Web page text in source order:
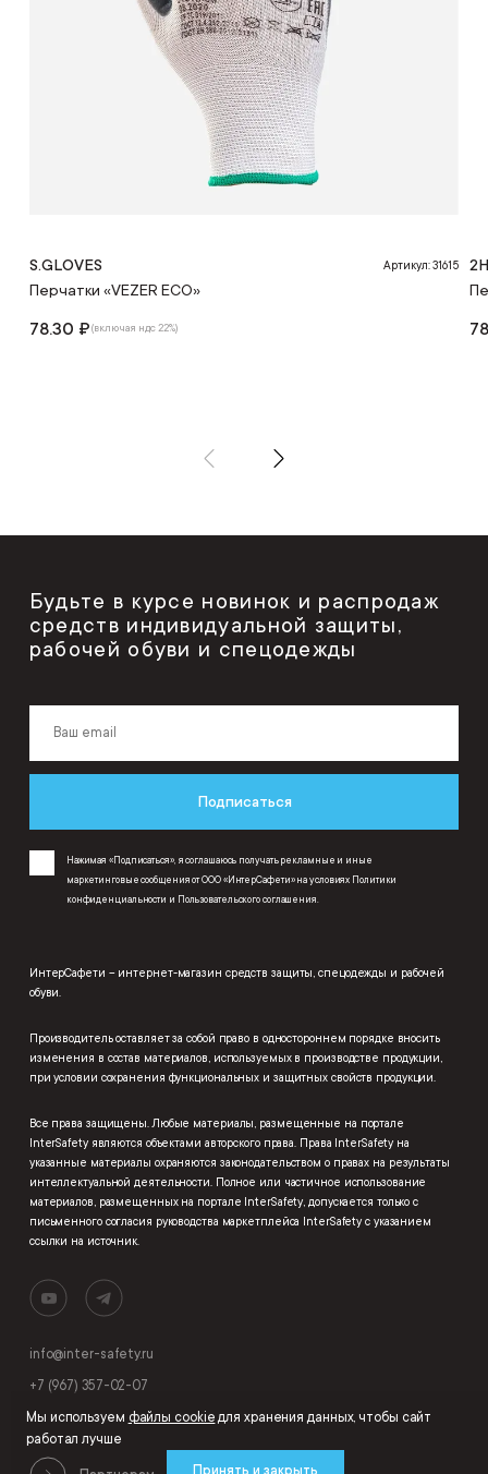
S.GLOVES Артикул: 31615
Перчатки «VEZER ECO»
78.30 ₽(включая ндс 22%)
Будьте в курсе новинок и распродаж
средств индивидуальной защиты,
рабочей обуви и спецодежды
Подписаться
Нажимая «Подписаться», я соглашаюсь получать рекламные и иные
маркетинговые сообщения от ООО «ИнтерСафети» на условиях Политики
конфиденциальности и Пользовательского соглашения.
ИнтерСафети – интернет-магазин средств защиты, спецодежды и рабочей
обуви.
Производитель оставляет за собой право в одностороннем порядке вносить
изменения в состав материалов, используемых в производстве продукции,
при условии сохранения функциональных и защитных свойств продукции.
Все права защищены. Любые материалы, размещенные на портале
InterSafety являются объектами авторского права. Права InterSafety на
указанные материалы охраняются законодательством о правах на результаты
интеллектуальной деятельности. Полное или частичное использование
материалов, размещенных на портале InterSafety, допускается только с
письменного согласия руководства маркетплейса InterSafety с указанием
ссылки на источник.
info@inter-safety.ru
+7 (967) 357-02-07
Мы используем файлы cookieдля хранения данных, чтобы сайт
работал лучше
Принять и закрыть